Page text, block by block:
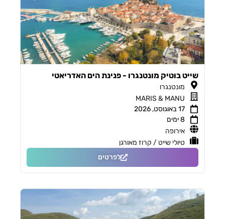
שייט בוטיק מונטנגרו - פנינת הים האדריאטי
מונטנגרו
MARIS & MANU
17 באוגוסט, 2026
8 ימים
אירופה
טיולי שייט / קרוז מאורגן
לפרטים